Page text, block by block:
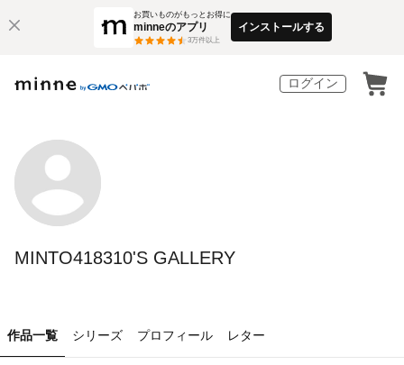
お買いものがもっとお得に
minneのアプリ
3万件以上
インストールする
ログイン
MINTO418310'S GALLERY
作品一覧 シリーズ プロフィール レター